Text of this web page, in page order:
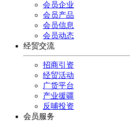
会员企业
会员产品
会员信息
会员动态
经贸交流
招商引资
经贸活动
广货平台
产业援疆
反哺投资
会员服务